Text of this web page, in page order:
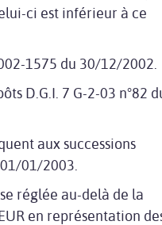
ci est inférieur à ce
1575 du 30/12/2002.
D.G.I. 7 G-2-03 n°82
aux successions
01/2003.
réglée au-delà de la
en représentation